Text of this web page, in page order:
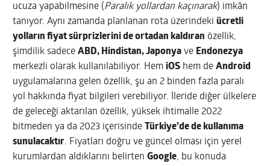
ucuza yapabilmesine (Paralık yollardan kaçınarak) imkân
tanıyor. Aynı zamanda planlanan rota üzerindekiücretli
yolların fiyat sürprizlerini de ortadan kaldıran özellik,
şimdilik sadeceABD, Hindistan, Japonya ve Endonezya
merkezli olarak kullanılabiliyor. HemiOS hem deAndroid
uygulamalarına gelen özellik, şu an 2 binden fazla paralı
yol hakkında fiyat bilgileri verebiliyor. İleride diğer ülkelere
de geleceği aktarılan özellik, yüksek ihtimalle 2022
bitmeden ya da 2023 içerisinde
Türkiye’de de kullanıma
sunulacaktır. Fiyatları doğru ve güncel olması için yerel
kurumlardan aldıklarını belirtenGoogle, bu konuda